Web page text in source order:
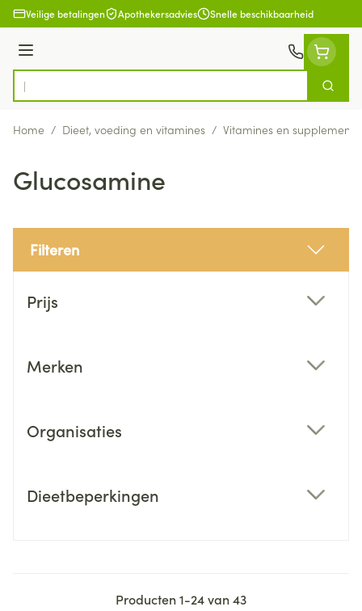
Ga naar de inhoud
Veilige betalingen Apothekersadvies Snelle beschikbaarheid
Menu
Product, merk, categorie...
Zoek
Home / Dieet, voeding en vitamines / Vitamines en
Glucosamine
Filteren
Prijs
Merken
Organisaties
Dieetbeperkingen
Producten1-24van43